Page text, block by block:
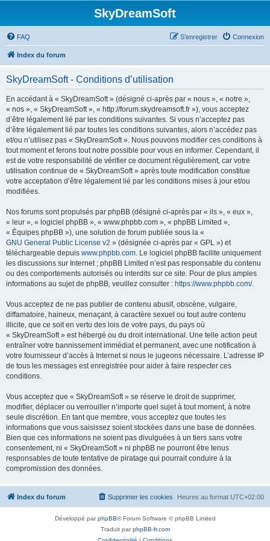
SkyDreamSoft
FAQ Connexion
S’enregistrer
Index du forum
SkyDreamSoft - Conditions d’utilisation
En accédant à « SkyDreamSoft » (désigné ci-après par « nous », « notre »,
« nos », « SkyDreamSoft », « http://forum.skydreamsoft.fr »), vous acceptez
d’être légalement lié par les conditions suivantes. Si vous n’acceptez pas
d’être légalement lié par toutes les conditions suivantes, alors n’accédez pas
et/ou n’utilisez pas « SkyDreamSoft ». Nous pouvons modifier ces conditions à
tout moment et ferons tout notre possible pour vous en informer. Cependant, il
est de votre responsabilité de vérifier ce document régulièrement, car votre
utilisation continue de « SkyDreamSoft » après toute modification constitue
votre acceptation d’être légalement lié par les conditions mises à jour et/ou
modifiées.
Nos forums sont propulsés par phpBB (désigné ci-après par « ils », « eux »,
« leur », « logiciel phpBB », « www.phpbb.com », « phpBB Limited »,
« Équipes phpBB »), une solution de forum publiée sous la «
GNU General Public License v2 » (désignée ci-après par « GPL ») et
téléchargeable depuis www.phpbb.com. Le logiciel phpBB facilite uniquement
les discussions sur Internet ; phpBB Limited n’est pas responsable du contenu
ou des comportements autorisés ou interdits sur ce site. Pour de plus amples
informations au sujet de phpBB, veuillez consulter : https://www.phpbb.com/.
Vous acceptez de ne pas publier de contenu abusif, obscène, vulgaire,
diffamatoire, haineux, menaçant, à caractère sexuel ou tout autre contenu
illicite, que ce soit en vertu des lois de votre pays, du pays où
« SkyDreamSoft » est hébergé ou du droit international. Une telle action peut
entraîner votre bannissement immédiat et permanent, avec une notification à
votre fournisseur d’accès à Internet si nous le jugeons nécessaire. L’adresse IP
de tous les messages est enregistrée pour aider à faire respecter ces
conditions.
Vous acceptez que « SkyDreamSoft » se réserve le droit de supprimer,
modifier, déplacer ou verrouiller n’importe quel sujet à tout moment, à notre
seule discrétion. En tant que membre, vous acceptez que toutes les
informations que vous saisissez soient stockées dans une base de données.
Bien que ces informations ne soient pas divulguées à un tiers sans votre
consentement, ni « SkyDreamSoft » ni phpBB ne pourront être tenus
responsables de toute tentative de piratage qui pourrait conduire à la
compromission des données.
Index du forum Heures au format UTC+02:00
Supprimer les cookies
Développé parphpBB® Forum Software © phpBB Limited
Traduit parphpBB-fr.com